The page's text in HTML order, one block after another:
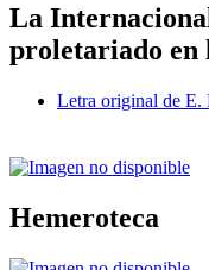
La
proletariado en
Letra original de E.
Hemeroteca